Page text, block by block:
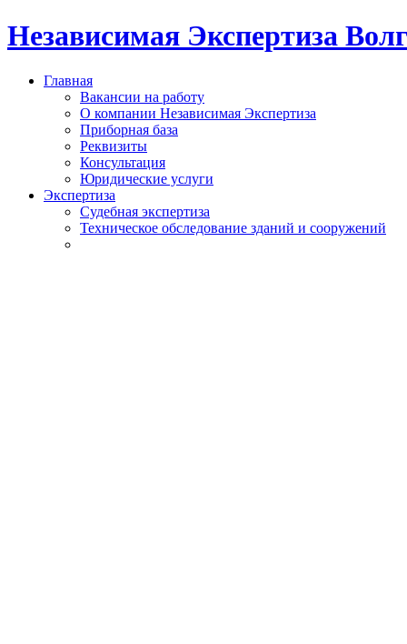
Независимая Экспертиза
Главная
Вакансии на работу
О компании Независимая Экспертиза
Приборная база
Реквизиты
Консультация
Юридические услуги
Экспертиза
Судебная экспертиза
Техническое обследование зданий и сооружений